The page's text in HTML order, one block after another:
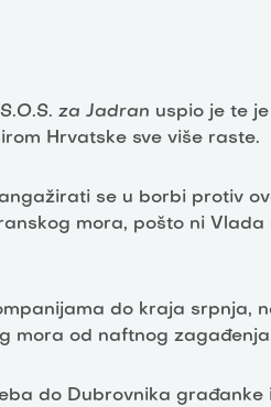
S.O.S. za Jadran uspio je te je
Hrvatske sve više raste.
se u borbi protiv
mora, pošto ni Vlada
do kraja srpnja,
mora od naftnog
do Dubrovnika građanke